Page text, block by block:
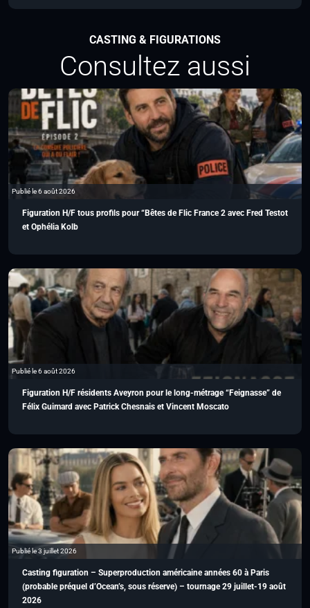
CASTING & FIGURATIONS
Consultez aussi
Publié le 6 août 2026
Figuration H/F tous profils pour “Bêtes de Flic France 2 avec Fred Testot
et Ophélia Kolb
Publié le 6 août 2026
Figuration H/F résidents Aveyron pour le long-métrage “Feignasse” de
Félix Guimard avec Patrick Chesnais et Vincent Moscato
Publié le 3 juillet 2026
Casting figuration – Superproduction américaine années 60 à Paris
(probable préquel d’Ocean’s, sous réserve) – tournage 29 juillet-19 août
2026